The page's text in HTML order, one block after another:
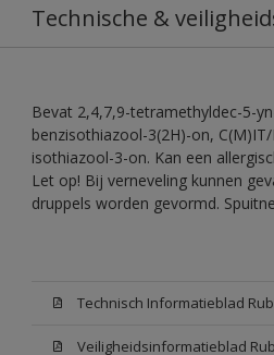
Technische &
Bevat 2,4,7,9-tetramethyldec-5-
benzisothiazool-3(2H)-on,
isothiazool-3-on. Kan een
Let op! Bij verneveling kunnen
druppels worden gevormd.
Technisch Informatieblad